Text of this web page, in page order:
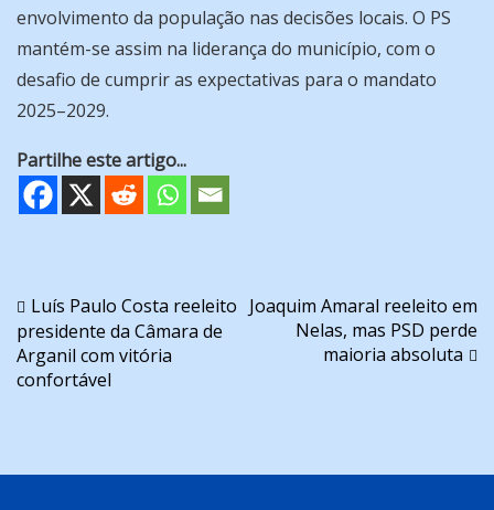
envolvimento da população nas decisões locais. O PS
mantém-se assim na liderança do município, com o
desafio de cumprir as expectativas para o mandato
2025–2029.
Partilhe este artigo...
Navegação
de
artigos
Luís Paulo Costa reeleito
presidente da Câmara de
Arganil com vitória
confortável
Joaquim Amaral reeleito em
Nelas, mas PSD perde
maioria absoluta